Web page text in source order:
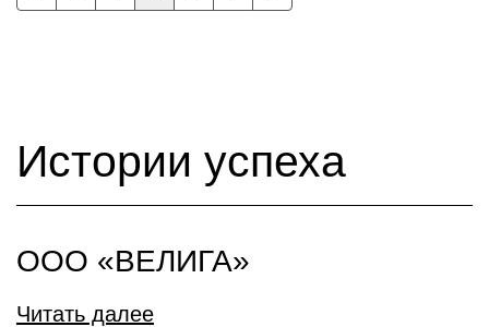
Истории успеха
ООО «ВЕЛИГА»
Читать далее